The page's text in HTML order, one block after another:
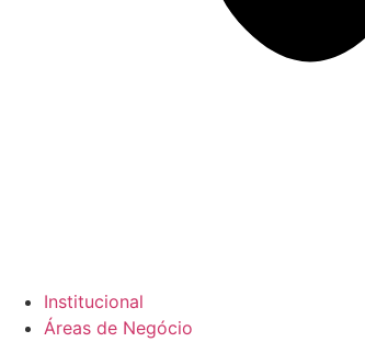
Institucional
Áreas de Negócio